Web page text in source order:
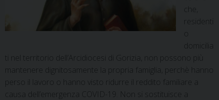
che,
residenti
domicilia
ti nel territorio dell’Arcidiocesi di Gorizia, non possono più
mantenere dignitosamente la propria famiglia, perchè hanno
perso il lavoro o hanno visto ridurre il reddito familiare a
causa dell’emergenza COVID-19. Non si sostituisce a